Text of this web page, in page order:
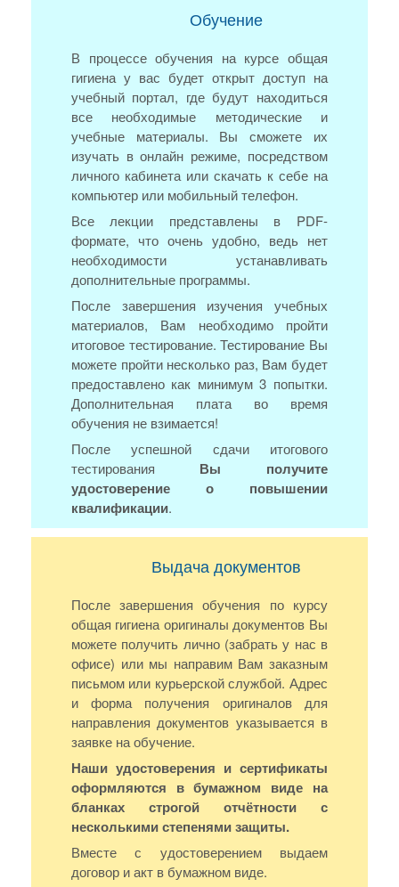
Обучение
В процессе обучения на курсе общая
гигиена у вас будет открыт доступ на
учебный портал, где будут находиться
все необходимые методические и
учебные материалы. Вы сможете их
изучать в онлайн режиме, посредством
личного кабинета или скачать к себе на
компьютер или мобильный телефон.
Все лекции представлены в PDF-
формате, что очень удобно, ведь нет
необходимости устанавливать
дополнительные программы.
После завершения изучения учебных
материалов, Вам необходимо пройти
итоговое тестирование. Тестирование Вы
можете пройти несколько раз, Вам будет
предоставлено как минимум 3 попытки.
Дополнительная плата во время
обучения не взимается!
После успешной сдачи итогового
тестирования Вы получите
удостоверение о повышении
квалификации.
Выдача документов
После завершения обучения по курсу
общая гигиена оригиналы документов Вы
можете получить лично (забрать у нас в
офисе) или мы направим Вам заказным
письмом или курьерской службой. Адрес
и форма получения оригиналов для
направления документов указывается в
заявке на обучение.
Наши удостоверения и сертификаты
оформляются в бумажном виде на
бланках строгой отчётности с
несколькими степенями защиты.
Вместе с удостоверением выдаем
договор и акт в бумажном виде.